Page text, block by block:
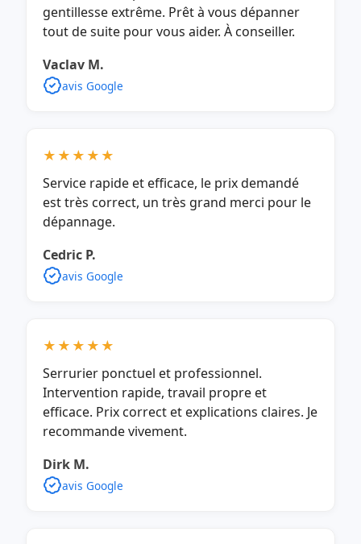
gentillesse extrême. Prêt à vous dépanner
tout de suite pour vous aider. À conseiller.
Vaclav M.
avis Google
★★★★★
Service rapide et efficace, le prix demandé
est très correct, un très grand merci pour le
dépannage.
Cedric P.
avis Google
★★★★★
Serrurier ponctuel et professionnel.
Intervention rapide, travail propre et
efficace. Prix correct et explications claires. Je
recommande vivement.
Dirk M.
avis Google